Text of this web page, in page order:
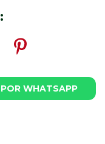
WHATSAPP